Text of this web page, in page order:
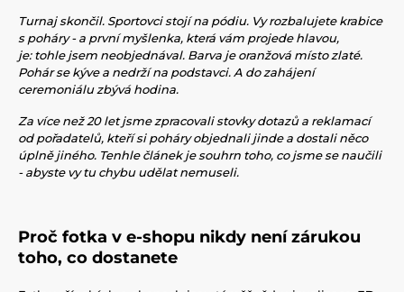
Turnaj skončil. Sportovci stojí na pódiu. Vy rozbalujete krabice
s poháry - a první myšlenka, která vám projede hlavou,
je: tohle jsem neobjednával. Barva je oranžová místo zlaté.
Pohár se kýve a nedrží na podstavci. A do zahájení
ceremoniálu zbývá hodina.
Za více než 20 let jsme zpracovali stovky dotazů a reklamací
od pořadatelů, kteří si poháry objednali jinde a dostali něco
úplně jiného. Tenhle článek je souhrn toho, co jsme se naučili
- abyste vy tu chybu udělat nemuseli.
Proč fotka v e-shopu nikdy není zárukou
toho, co dostanete